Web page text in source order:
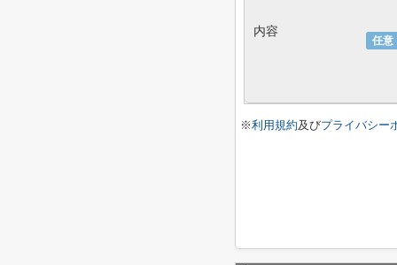
任意
内容
※利用規約及びプライバシー